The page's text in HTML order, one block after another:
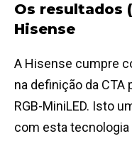
Os resultados
Hisense
A Hisense cumpre
na definição da CTA
RGB-MiniLED. Isto
com esta